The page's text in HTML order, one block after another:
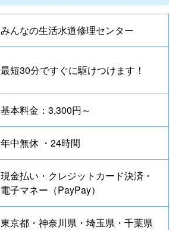
みんなの生活水道修理センター
最短30分ですぐに駆けつけます！
基本料金：3,300円～
年中無休 ・24時間
現金払い・クレジットカード決済・
電子マネー（PayPay）
東京都・神奈川県・埼玉県・千葉県